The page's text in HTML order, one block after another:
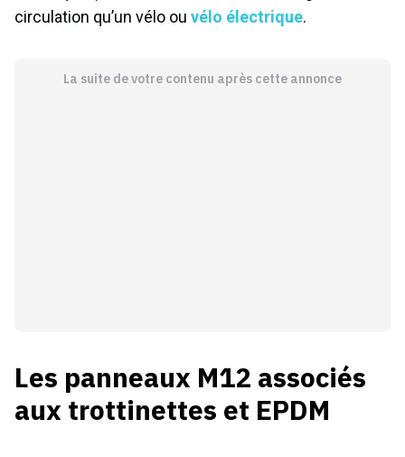
circulation qu’un vélo ou vélo électrique.
La suite de votre contenu après cette annonce
Les panneaux M12 associés
aux trottinettes et EPDM